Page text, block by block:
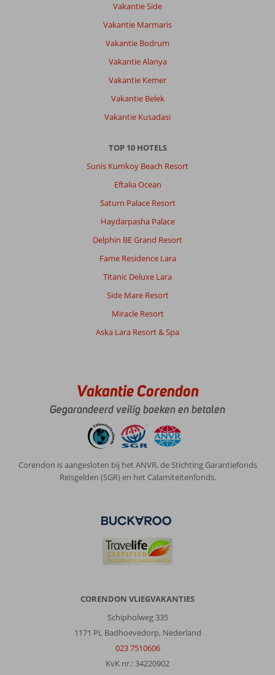
Vakantie Side
Vakantie Marmaris
Vakantie Bodrum
Vakantie Alanya
Vakantie Kemer
Vakantie Belek
Vakantie Kusadasi
TOP 10 HOTELS
Sunis Kumkoy Beach Resort
Eftalia Ocean
Saturn Palace Resort
Haydarpasha Palace
Delphin BE Grand Resort
Fame Residence Lara
Titanic Deluxe Lara
Side Mare Resort
Miracle Resort
Aska Lara Resort & Spa
Vakantie Corendon
Gegarandeerd veilig boeken en betalen
Corendon is aangesloten bij het ANVR, de Stichting Garantiefonds
Reisgelden (SGR) en het Calamiteitenfonds.
CORENDON VLIEGVAKANTIES
Schipholweg 335
1171 PL Badhoevedorp, Nederland
023 7510606
KvK nr.: 34220902